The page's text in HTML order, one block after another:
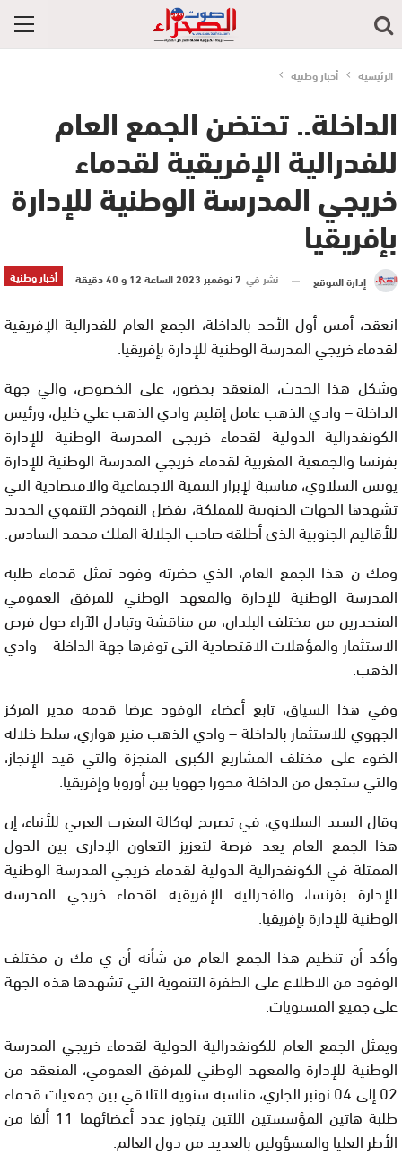
الرئيسية أخبار وطنية
الداخلة.. تحتضن الجمع العام
للفدرالية الإفريقية لقدماء
خريجي المدرسة الوطنية للإدارة
بإفريقيا
أخبار وطنية إدارة الموقع نشر في 7 نوفمبر 2023 الساعة 12 و 40 دقيقة
انعقد، أمس أول الأحد بالداخلة، الجمع العام للفدرالية الإفريقية
لقدماء خريجي المدرسة الوطنية للإدارة بإفريقيا.
وشكل هذا الحدث، المنعقد بحضور، على الخصوص، والي جهة
الداخلة – وادي الذهب عامل إقليم وادي الذهب علي خليل، ورئيس
الكونفدرالية الدولية لقدماء خريجي المدرسة الوطنية للإدارة
بفرنسا والجمعية المغربية لقدماء خريجي المدرسة الوطنية للإدارة
يونس السلاوي، مناسبة لإبراز التنمية الاجتماعية والاقتصادية التي
تشهدها الجهات الجنوبية للمملكة، بفضل النموذج التنموي الجديد
للأقاليم الجنوبية الذي أطلقه صاحب الجلالة الملك محمد السادس.
ومك ن هذا الجمع العام، الذي حضرته وفود تمثل قدماء طلبة
المدرسة الوطنية للإدارة والمعهد الوطني للمرفق العمومي
المنحدرين من مختلف البلدان، من مناقشة وتبادل الآراء حول فرص
الاستثمار والمؤهلات الاقتصادية التي توفرها جهة الداخلة – وادي
الذهب.
وفي هذا السياق، تابع أعضاء الوفود عرضا قدمه مدير المركز
الجهوي للاستثمار بالداخلة – وادي الذهب منير هواري، سلط خلاله
الضوء على مختلف المشاريع الكبرى المنجزة والتي قيد الإنجاز،
والتي ستجعل من الداخلة محورا جهويا بين أوروبا وإفريقيا.
وقال السيد السلاوي، في تصريح لوكالة المغرب العربي للأنباء، إن
هذا الجمع العام يعد فرصة لتعزيز التعاون الإداري بين الدول
الممثلة في الكونفدرالية الدولية لقدماء خريجي المدرسة الوطنية
للإدارة بفرنسا، والفدرالية الإفريقية لقدماء خريجي المدرسة
الوطنية للإدارة بإفريقيا.
وأكد أن تنظيم هذا الجمع العام من شأنه أن ي مك ن مختلف
الوفود من الاطلاع على الطفرة التنموية التي تشهدها هذه الجهة
على جميع المستويات.
ويمثل الجمع العام للكونفدرالية الدولية لقدماء خريجي المدرسة
الوطنية للإدارة والمعهد الوطني للمرفق العمومي، المنعقد من
02 إلى 04 نونبر الجاري، مناسبة سنوية للتلاقي بين جمعيات قدماء
طلبة هاتين المؤسستين اللتين يتجاوز عدد أعضائهما 11 ألفا من
الأطر العليا والمسؤولين بالعديد من دول العالم.